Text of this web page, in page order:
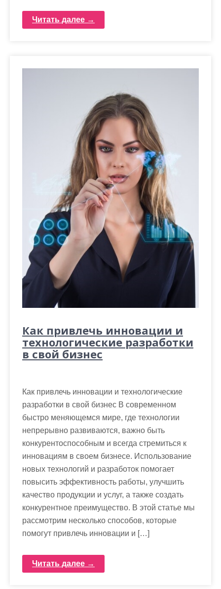
Читать далее →
Как привлечь инновации и
технологические разработки
в свой бизнес
Как привлечь инновации и технологические
разработки в свой бизнес В современном
быстро меняющемся мире, где технологии
непрерывно развиваются, важно быть
конкурентоспособным и всегда стремиться к
инновациям в своем бизнесе. Использование
новых технологий и разработок помогает
повысить эффективность работы, улучшить
качество продукции и услуг, а также создать
конкурентное преимущество. В этой статье мы
рассмотрим несколько способов, которые
помогут привлечь инновации и […]
Читать далее →